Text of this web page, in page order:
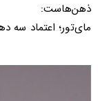
ذهن‌هاست:
مای‌تور؛ اعتماد